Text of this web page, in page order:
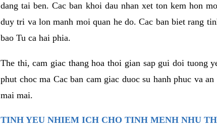
dang tai ben. Cac ban khoi dau nhan xet ton kem hon
duy tri va lon manh moi quan he do. Cac ban biet rang
bao Tu ca hai phia.
The thi, cam giac thang hoa thoi gian sap gui doi tuong
phut choc ma Cac ban cam giac duoc su hanh phuc va
mai mai.
TINH YEU NHIEM ICH CHO TINH MENH NHU